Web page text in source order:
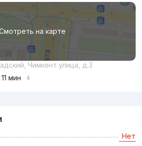
на карте
Чимкент улица, д.3
мин
Нет